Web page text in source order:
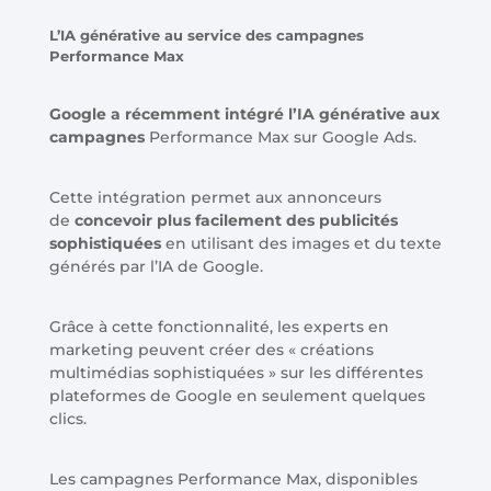
L’IA générative au service des campagnes
Performance Max
Google a récemment intégré l’IA générative aux
campagnesPerformance Max sur Google Ads.
Cette intégration permet aux annonceurs
de concevoir plus facilement des publicités
sophistiquéesen utilisant des images et du texte
générés par l’IA de Google.
Grâce à cette fonctionnalité, les experts en
marketing peuvent créer des « créations
multimédias sophistiquées » sur les différentes
plateformes de Google en seulement quelques
clics.
Les campagnes Performance Max, disponibles